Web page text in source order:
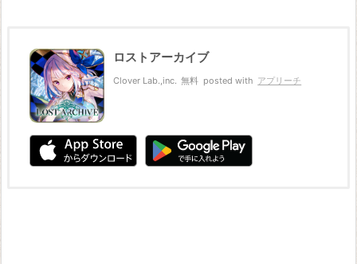
ロストアーカイブ
Clover Lab.,inc. 無料 posted with アプリーチ